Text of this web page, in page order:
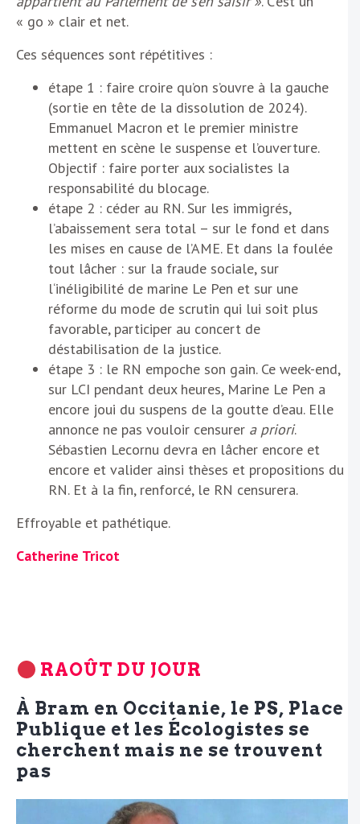
« go » clair et net.
Ces séquences sont répétitives :
étape 1 : faire croire qu’on s’ouvre à la gauche
(sortie en tête de la dissolution de 2024).
Emmanuel Macron et le premier ministre
mettent en scène le suspense et l’ouverture.
Objectif : faire porter aux socialistes la
responsabilité du blocage.
étape 2 : céder au RN. Sur les immigrés,
l’abaissement sera total – sur le fond et dans
les mises en cause de l’AME. Et dans la foulée
tout lâcher : sur la fraude sociale, sur
l‘inéligibilité de marine Le Pen et sur une
réforme du mode de scrutin qui lui soit plus
favorable, participer au concert de
déstabilisation de la justice.
étape 3 : le RN empoche son gain. Ce week-end,
sur LCI pendant deux heures, Marine Le Pen a
encore joui du suspens de la goutte d’eau. Elle
annonce ne pas vouloir censurer a priori.
Sébastien Lecornu devra en lâcher encore et
encore et valider ainsi thèses et propositions du
RN. Et à la fin, renforcé, le RN censurera.
Effroyable et pathétique.
Catherine Tricot
RAOÛT DU JOUR
À Bram en Occitanie, le PS, Place
Publique et les Écologistes se
cherchent mais ne se trouvent
pas